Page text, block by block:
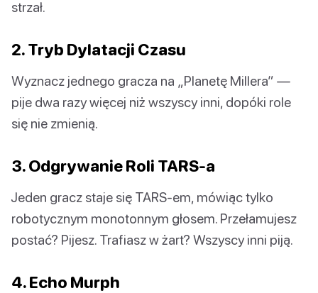
strzał.
2. Tryb Dylatacji Czasu
Wyznacz jednego gracza na „Planetę Millera” —
pije dwa razy więcej niż wszyscy inni, dopóki role
się nie zmienią.
3. Odgrywanie Roli TARS-a
Jeden gracz staje się TARS-em, mówiąc tylko
robotycznym monotonnym głosem. Przełamujesz
postać? Pijesz. Trafiasz w żart? Wszyscy inni piją.
4. Echo Murph